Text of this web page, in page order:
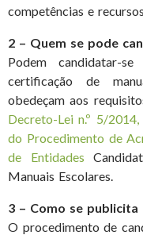
competências e recursos.
2 – Quem se pode
Podem candidatar-
certificação de
obedeçam aos
Decreto-Lei n.º 5/
do Procedimento de
de Entidades
Manuais Escolares.
3 – Como se publicita
O procedimento de